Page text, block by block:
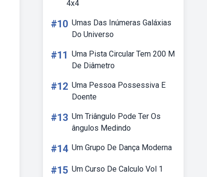
4x4
#10 Umas Das Inúmeras Galáxias
Do Universo
#11 Uma Pista Circular Tem 200 M
De Diâmetro
#12 Uma Pessoa Possessiva E
Doente
#13 Um Triângulo Pode Ter Os
ângulos Medindo
#14 Um Grupo De Dança Moderna
#15 Um Curso De Calculo Vol 1